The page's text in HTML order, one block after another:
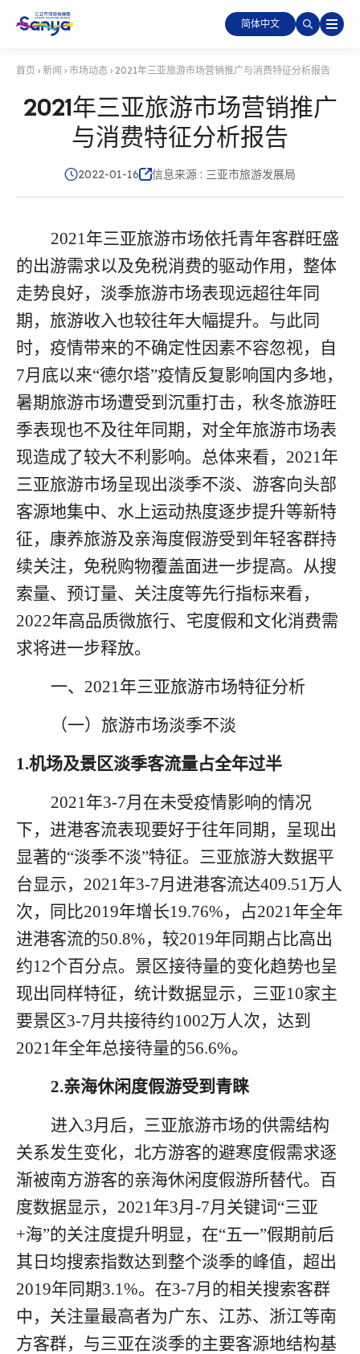
简体中文
首页 › 新闻 › 市场动态 › 2021年三亚旅游市场营销推广与消费特征分析报告
2021年三亚旅游市场营销推广
与消费特征分析报告
2022-01-16 信息来源 : 三亚市旅游发展局
2021年三亚旅游市场依托青年客群旺盛
的出游需求以及免税消费的驱动作用，整体
走势良好，淡季旅游市场表现远超往年同
期，旅游收入也较往年大幅提升。与此同
时，疫情带来的不确定性因素不容忽视，自
7月底以来“德尔塔”疫情反复影响国内多地，
暑期旅游市场遭受到沉重打击，秋冬旅游旺
季表现也不及往年同期，对全年旅游市场表
现造成了较大不利影响。总体来看， 2021年
三亚旅游市场呈现出淡季不淡、游客向头部
客源地集中、水上运动热度逐步提升等新特
征，康养旅游及亲海度假游受到年轻客群持
续关注，免税购物覆盖面进一步提高。从搜
索量、预订量、关注度等先行指标来看，
2022年高品质微旅行、宅度假和文化消费需
求将进一步释放。
一、 2021年三亚旅游市场特征分析
（一）旅游市场淡季不淡
1.机场及景区淡季客流量占全年过半
2021年3-7月在未受疫情影响的情况
下，进港客流表现要好于往年同期，呈现出
显著的“淡季不淡”特征。三亚旅游大数据平
台显示， 2021年3-7月进港客流达409.51万人
次，同比2019年增长19.76%，占2021年全年
进港客流的50.8%，较2019年同期占比高出
约12个百分点。景区接待量的变化趋势也呈
现出同样特征，统计数据显示，三亚10家主
要景区3-7月共接待约1002万人次，达到
2021年全年总接待量的56.6%。
2.亲海休闲度假游受到青睐
进入3月后，三亚旅游市场的供需结构
关系发生变化，北方游客的避寒度假需求逐
渐被南方游客的亲海休闲度假游所替代。百
度数据显示， 2021年3月 -7月关键词“三亚
+海”的关注度提升明显，在“五一”假期前后
其日均搜索指数达到整个淡季的峰值，超出
2019年同期3.1%。在3-7月的相关搜索客群
中，关注量最高者为广东、江苏、浙江等南
方客群，与三亚在淡季的主要客源地结构基